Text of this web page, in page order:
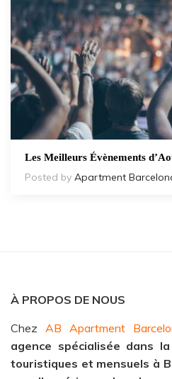
Les Meilleurs Évènements
Posted by Apartment
À PROPOS DE NOUS
Chez AB Apartment
agence spécialisée dans
touristiques et mensuels à